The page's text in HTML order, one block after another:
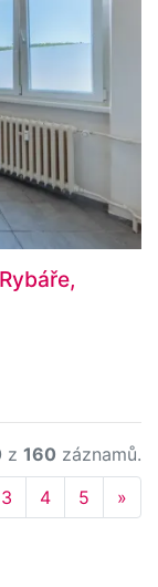
z 160 záznamů.
3 4 5 »